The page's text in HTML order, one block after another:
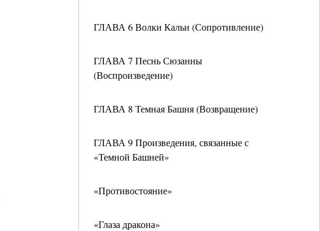
ГЛАВА 6 Волки Кальи (Сопротивление)
ГЛАВА 7 Песнь Сюзанны
(Воспроизведение)
ГЛАВА 8 Темная Башня (Возвращение)
ГЛАВА 9 Произведения, связанные с
«Темной Башней»
«Противостояние»
«Глаза дракона»